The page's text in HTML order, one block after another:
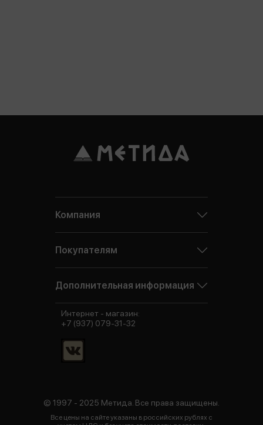
Компания
Покупателям
Дополнительная информация
© 1997 - 2025 Метида. Все права защищены.
Все цены на сайте указаны в российских рублях с
Интернет - магазин:
+7 (937) 079-31-32